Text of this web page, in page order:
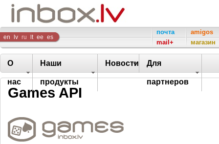
Inbox
Company
en lv ru lt ee es
почта
mail+
amigos
магазин
О
нас
Наши
продукты
Новости Для
партнеров
Games API